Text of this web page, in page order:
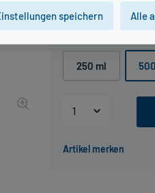
250 ml
speichern Alle